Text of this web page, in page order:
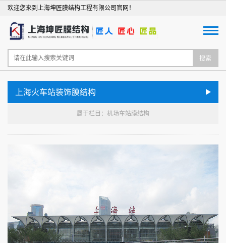
欢迎您来到上海坤匠膜结构工程有限公司官网！
搜索
上海火车站装饰膜结构
属于栏目：机场车站膜结构